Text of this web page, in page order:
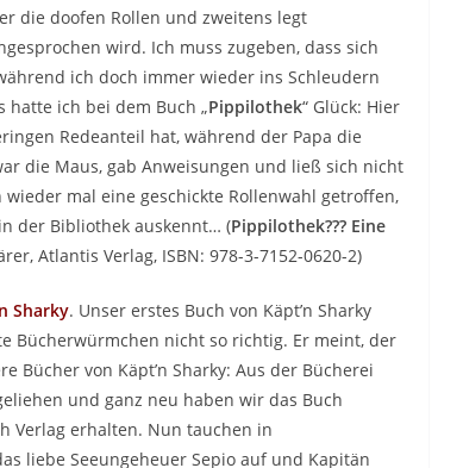
die doofen Rollen und zweitens legt
wird. Ich muss zugeben, dass sich
ich doch immer wieder ins Schleudern
ich bei dem Buch „Pippilothek“ Glück: Hier
Redeanteil hat, während der Papa die
die Maus, gab Anweisungen und ließ sich nicht
mal eine geschickte Rollenwahl getroffen,
der Bibliothek auskennt… (Pippilothek??? Eine
Atlantis Verlag, ISBN: 978-3-7152-0620-2)
Sharky. Unser erstes Buch von Käpt’n Sharky
Bücherwürmchen nicht so richtig. Er meint, der
von Käpt’n Sharky: Aus der Bücherei
und ganz neu haben wir das Buch
Verlag erhalten. Nun tauchen in
liebe Seeungeheuer Sepio auf und Kapitän